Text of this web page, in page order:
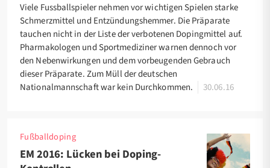
Viele Fussballspieler nehmen vor wichtigen Spielen starke
Schmerzmittel und Entzündungshemmer. Die Präparate
tauchen nicht in der Liste der verbotenen Dopingmittel auf.
Pharmakologen und Sportmediziner warnen dennoch vor
den Nebenwirkungen und dem vorbeugenden Gebrauch
dieser Präparate. Zum Müll der deutschen
Nationalmannschaft war kein Durchkommen.
30.06.16
Fußballdoping
EM 2016: Lücken bei Doping-